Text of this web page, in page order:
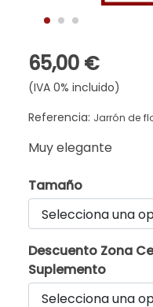
65,00 €
(IVA 0% incluido)
Referencia: Jarrón de
Muy elegante
Tamaño
Descuento Zona
Suplemento